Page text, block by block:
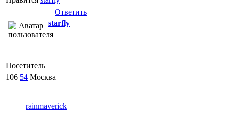
Ответить
starfly
Посетитель
106 54 Москва
rainmaverick